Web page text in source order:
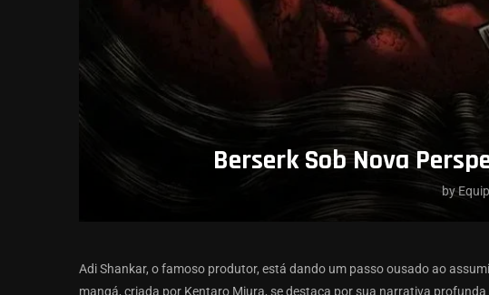
Berserk Sob Nova
by
Adi Shankar, o famoso produtor, está dando um passo ousado ao
mangá, criada por Kentaro Miura, se destaca por sua narrativa